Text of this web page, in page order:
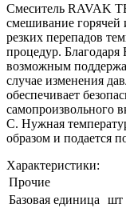
Смеситель RAVAK
смешивание горячей
резких перепадов
процедур.
возможным
случае изменения
обеспечивает
самопроизвольного
C. Нужная
образом и подается
Характеристики:
Прочие
Базовая единица
шт